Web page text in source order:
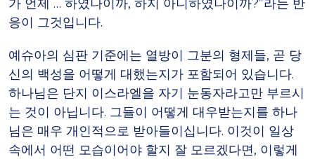
가 언제 … 하였나이까, 하지 아니하였나이까?”라는 반
응이 그것입니다.
예슈아의 심판 기준에는 열방이 그분의 형제들, 곧 당
신의 백성을 어떻게 대했는지가 포함되어 있습니다.
하나님은 단지 이스라엘을 자기 눈동자라고만 부르시
는 것이 아닙니다. 그들이 어떻게 대우받는지를 하나
님은 매우 개인적으로 받아들이십니다. 이것이 일상
속에서 어떤 모습이어야 할지 잘 모르겠다면, 이렇게